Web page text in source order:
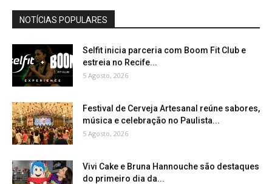
NOTÍCIAS POPULARES
Selfit inicia parceria com Boom Fit Club e
estreia no Recife...
5 Agosto, 2026
Festival de Cerveja Artesanal reúne sabores,
música e celebração no Paulista...
5 Agosto, 2026
Vivi Cake e Bruna Hannouche são destaques
do primeiro dia da...